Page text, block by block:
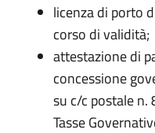
licenza di porto
corso di validità;
attestazione di
concessione
su c/c postale n.
Tasse